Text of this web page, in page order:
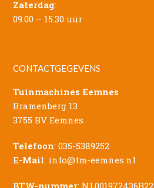
Zaterdag:
09.00 – 15.30 uur
CONTACTGEGEVENS
Tuinmachines Eemnes
Bramenberg 13
3755 BV Eemnes
Telefoon:035-5389252
E-Mail: info@tm-eemnes.nl
BTW-nummer: NL001972436B22